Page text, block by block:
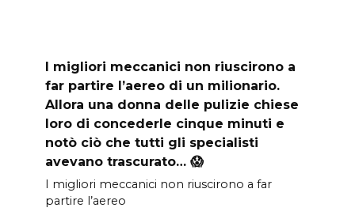
I migliori meccanici non riuscirono a
far partire l’aereo di un milionario.
Allora una donna delle pulizie chiese
loro di concederle cinque minuti e
notò ciò che tutti gli specialisti
avevano trascurato… 😱
I migliori meccanici non riuscirono a far
partire l’aereo